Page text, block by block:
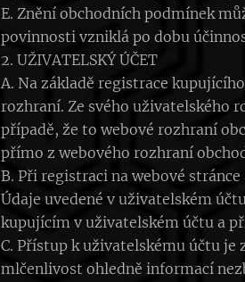
E. Znění obchodních podmínek
povinnosti vzniklá po dobu
2. UŽIVATELSKÝ ÚČET
A. Na základě registrace
rozhraní. Ze svého uživatelského
případě, že to webové rozhraní
přímo z webového rozhraní
B. Při registraci na webové
Údaje uvedené v uživatelském
kupujícím v uživatelském účtu a
C. Přístup k uživatelskému účtu je
mlčenlivost ohledně informací